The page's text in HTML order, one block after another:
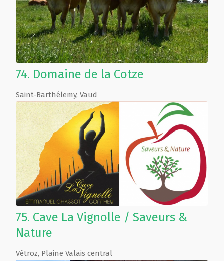
74. Domaine de la Cotze
Saint-Barthélemy, Vaud
75. Cave La Vignolle / Saveurs &
Nature
Vétroz, Plaine Valais central